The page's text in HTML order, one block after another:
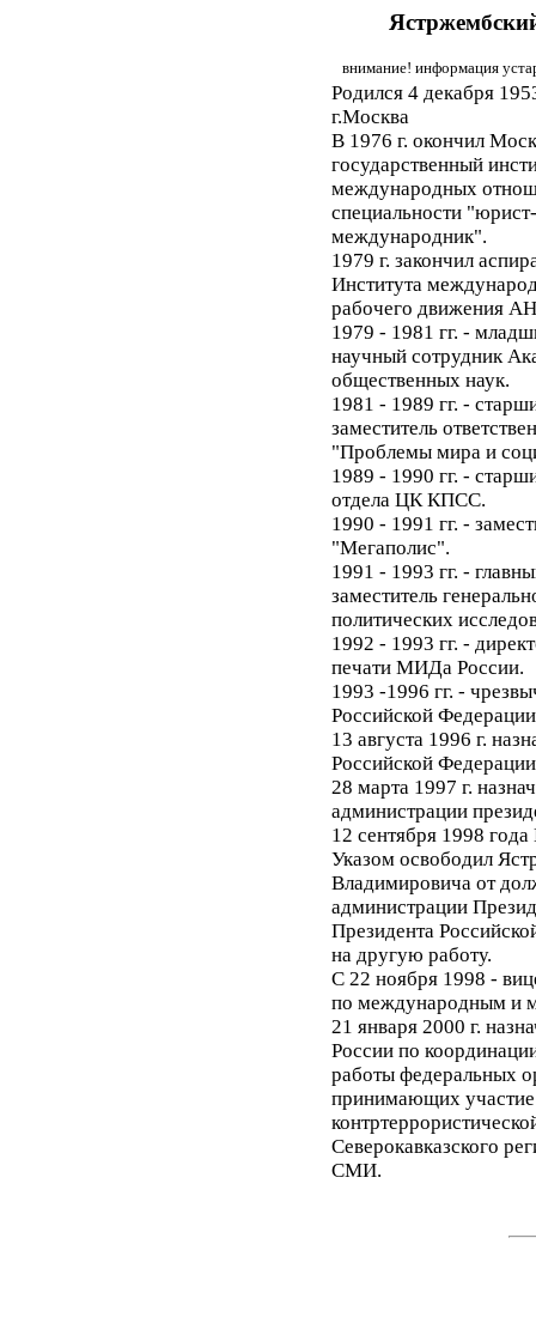
внимание! информация
Родился 4 декабря
г.Москва
В 1976 г. окончил
государственный
международных
специальности "юрист-
международник".
1979 г. закончил
Института
рабочего движения
1979 - 1981 гг. -
научный сотрудник
общественных наук.
1981 - 1989 гг. -
заместитель
"Проблемы мира и
1989 - 1990 гг. -
отдела ЦК КПСС.
1990 - 1991 гг. -
"Мегаполис".
1991 - 1993 гг. -
заместитель
политических
1992 - 1993 гг. -
печати МИДа России.
1993 -1996 гг. -
Российской
13 августа 1996 г.
Российской
28 марта 1997 г.
администрации
12 сентября 1998
Указом освободил
Владимировича от
администрации
Президента
на другую работу.
С 22 ноября 1998 -
по международным и
21 января 2000 г.
России по
работы федеральных
принимающих участие
Северокавказского
СМИ.